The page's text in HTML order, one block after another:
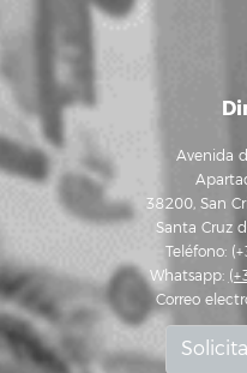
Avenida
38200, San
Santa Cruz
Teléfono:
Whatsapp:
Correo